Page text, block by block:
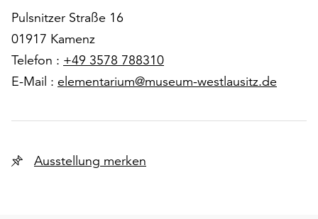
Pulsnitzer Straße 16
01917 Kamenz
Telefon : +49 3578 788310
E-Mail : elementarium@museum-westlausitz.de
Ausstellung merken